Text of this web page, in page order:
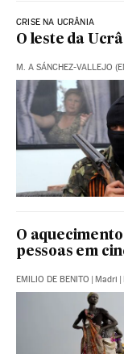
CRISE NA UCRÂNIA
O leste da
M. A SÁNCHEZ-VALLEJO
O
pessoas em
EMILIO DE BENITO | Madri |